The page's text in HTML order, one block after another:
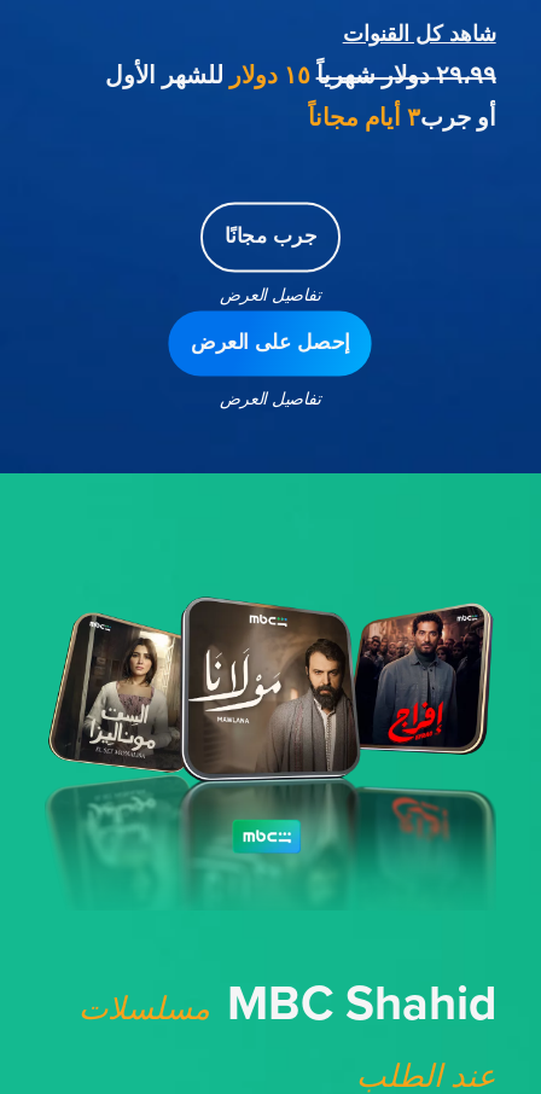
شاهد كل القنوات
٢٩،٩٩ دولار شهرياً ١٥ دولار
للشهر الأول
أو جرب٣ أيام مجاناً
جرب مجانًا
تفاصيل العرض
إحصل على العرض
تفاصيل العرض
MBC Shahid مسلسلات
عند الطلب